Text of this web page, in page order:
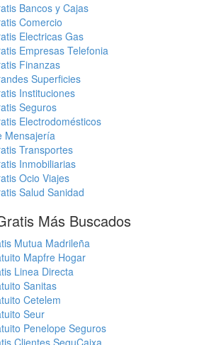
Bancos y Cajas
Comercio
Electricas Gas
Empresas Telefonia
Finanzas
Superficies
Instituciones
Seguros
Electrodomésticos
Mensajería
Transportes
Inmobiliarias
Ocio Viajes
Salud Sanidad
Más Buscados
Mutua Madrileña
Mapfre Hogar
Linea Directa
Sanitas
Cetelem
Seur
Penelope Seguros
Clientes SeguCaixa